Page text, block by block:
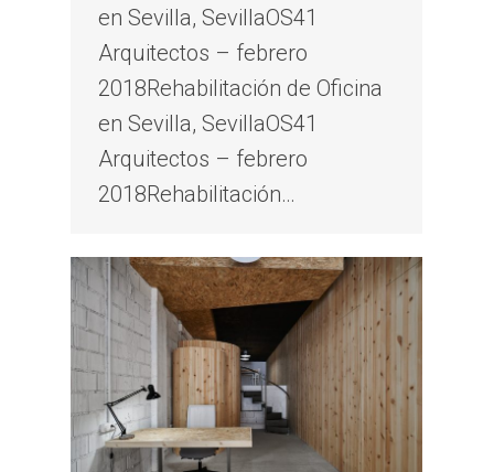
en Sevilla, SevillaOS41
Arquitectos – febrero
2018Rehabilitación de Oficina
en Sevilla, SevillaOS41
Arquitectos – febrero
2018Rehabilitación…